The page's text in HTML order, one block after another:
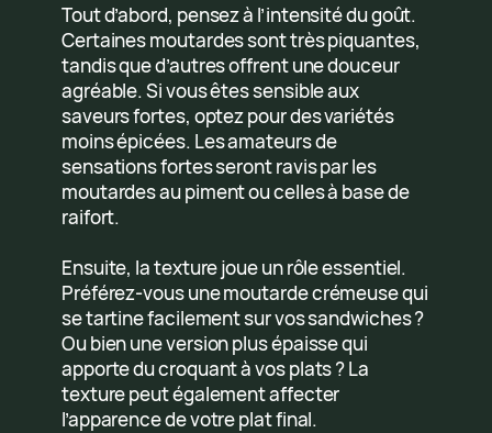
Tout d’abord, pensez à l’intensité du goût.
Certaines moutardes sont très piquantes,
tandis que d’autres offrent une douceur
agréable. Si vous êtes sensible aux
saveurs fortes, optez pour des variétés
moins épicées. Les amateurs de
sensations fortes seront ravis par les
moutardes au piment ou celles à base de
raifort.
Ensuite, la texture joue un rôle essentiel.
Préférez-vous une moutarde crémeuse qui
se tartine facilement sur vos sandwiches ?
Ou bien une version plus épaisse qui
apporte du croquant à vos plats ? La
texture peut également affecter
l’apparence de votre plat final.